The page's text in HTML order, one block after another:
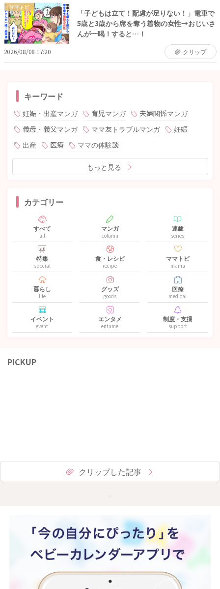
ママトピ
「子どもは立て！配慮が足りない！」電車で
5歳と3歳から席を奪う着物の女性→おじいさ
んが一喝！すると…！
2026/08/08 17:20 クリップ
キーワード
妊娠・出産マンガ 育児マンガ
夫婦関係マンガ
義母・義父マンガ
ママ友トラブルマンガ
妊娠
出産
医療 ママの体験談
もっと見る
カテゴリー
すべて
all
マンガ
column
連載
series
特集
special
食・レシピ
recipe
ママトピ
mama
暮らし
life
グッズ
goods
医療
medical
イベント
event
エンタメ
entame
制度・支援
support
PICKUP
クリップした記事